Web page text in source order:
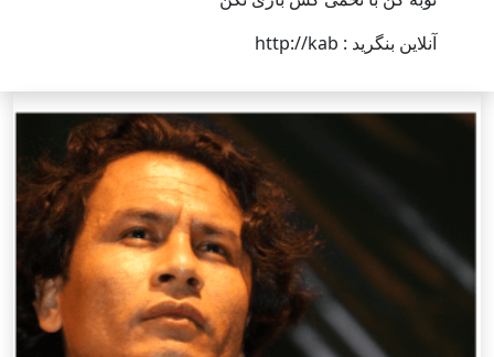
آنلاين بنگريد : http://kab